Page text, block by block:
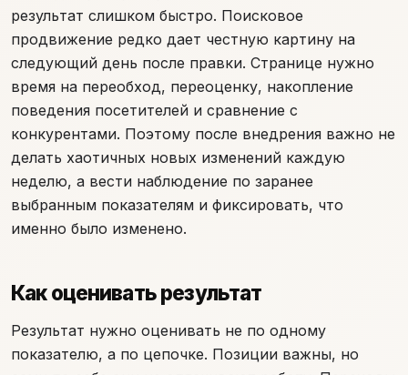
результат слишком быстро. Поисковое
продвижение редко дает честную картину на
следующий день после правки. Странице нужно
время на переобход, переоценку, накопление
поведения посетителей и сравнение с
конкурентами. Поэтому после внедрения важно не
делать хаотичных новых изменений каждую
неделю, а вести наблюдение по заранее
выбранным показателям и фиксировать, что
именно было изменено.
Как оценивать результат
Результат нужно оценивать не по одному
показателю, а по цепочке. Позиции важны, но